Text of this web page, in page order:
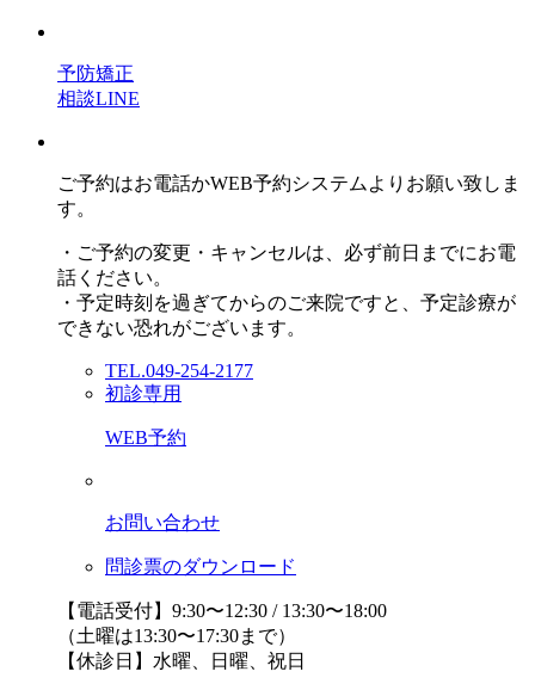
予防矯正
相談LINE
ご予約はお電話かWEB予約システムよりお願い致しま
す。
・ご予約の変更・キャンセルは、必ず前日までにお電
話ください。
・予定時刻を過ぎてからのご来院ですと、予定診療が
できない恐れがございます。
TEL.049-254-2177
初診専用
WEB予約
お問い合わせ
問診票のダウンロード
【電話受付】9:30〜12:30 / 13:30〜18:00
（土曜は13:30〜17:30まで）
【休診日】水曜、日曜、祝日